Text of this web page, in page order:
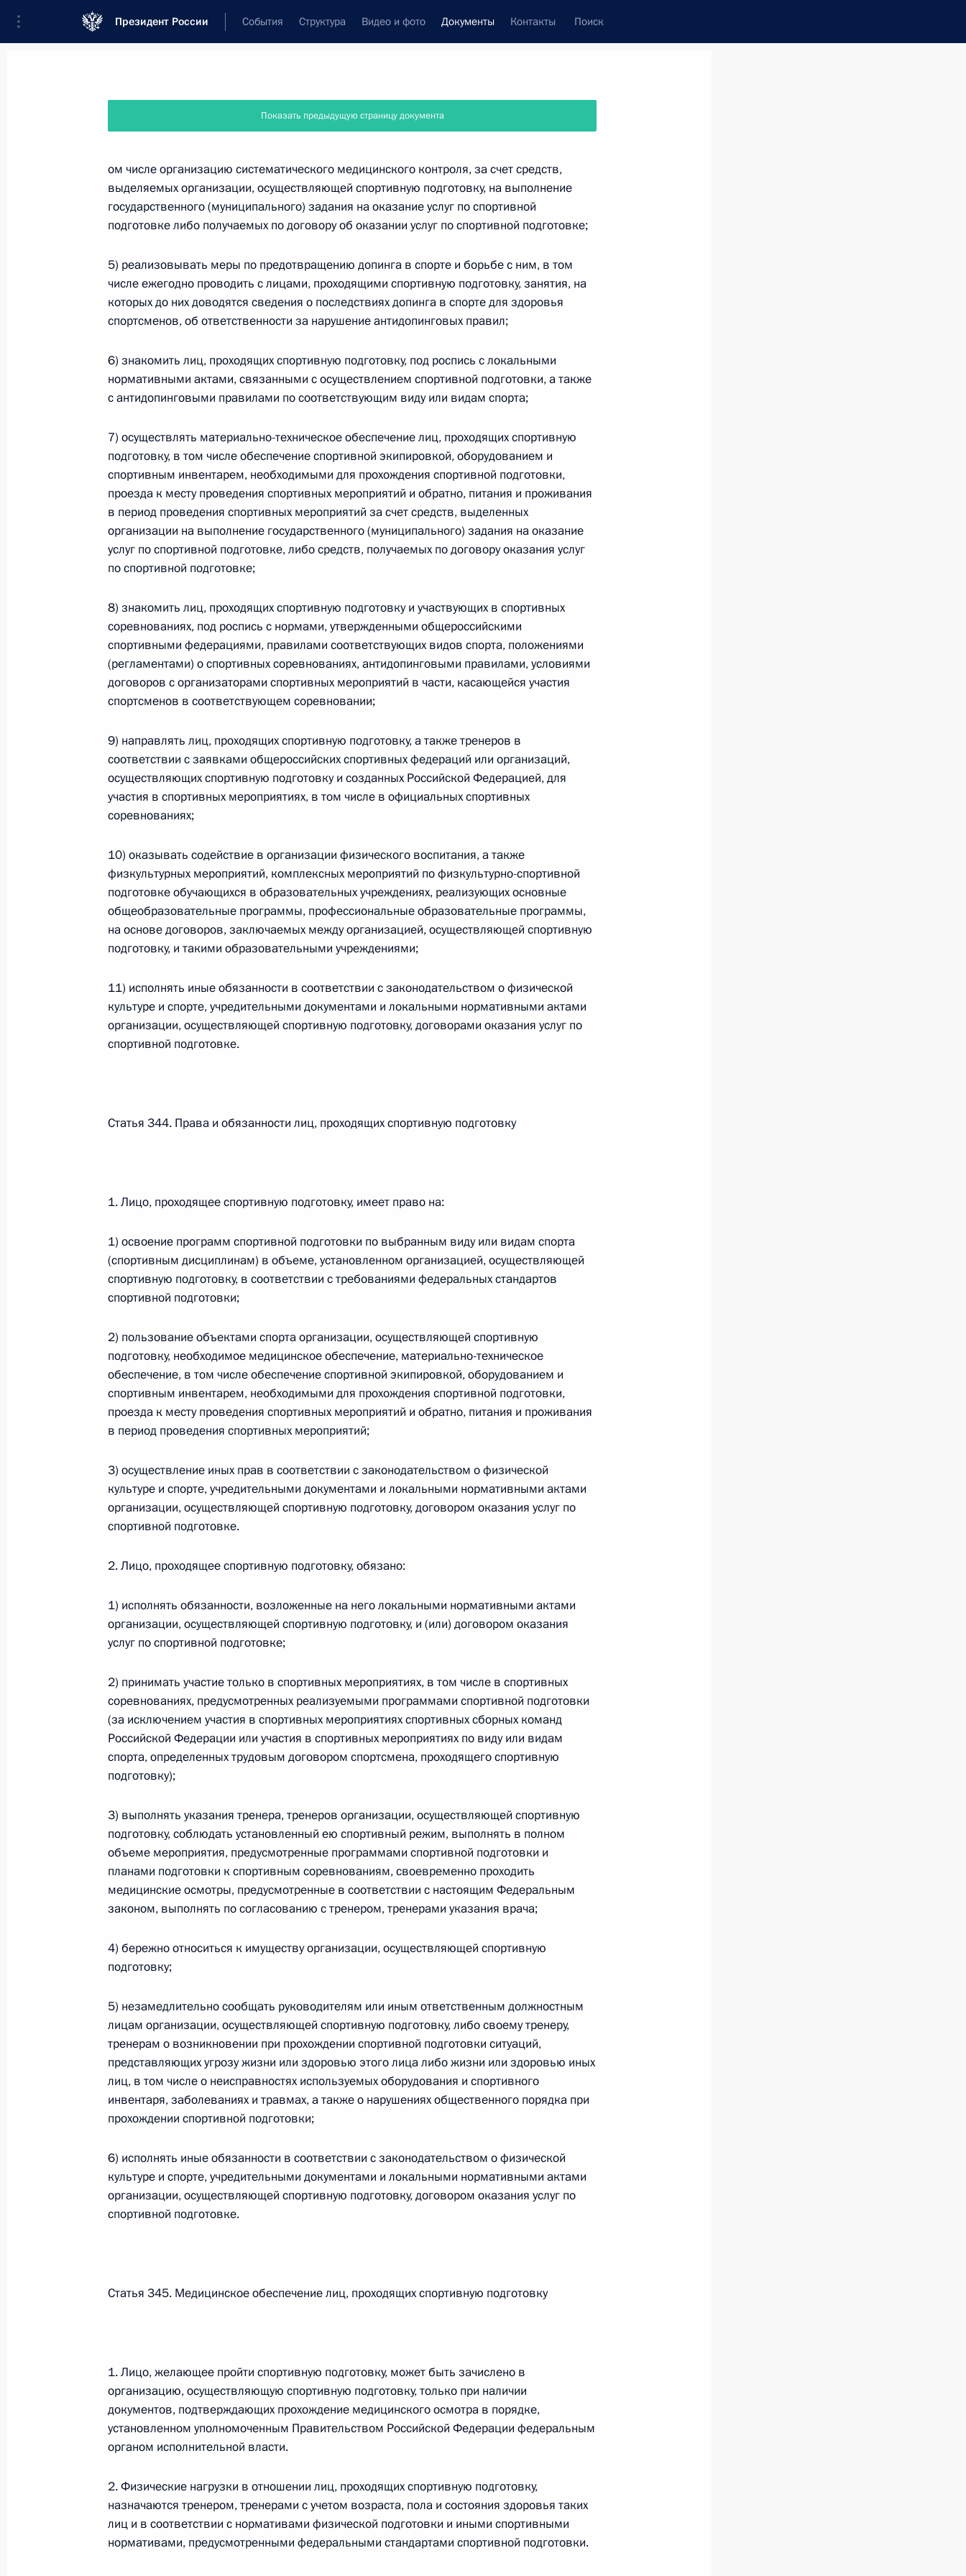
Президент России События Структура Видео и фото Документы Контакты Поиск
Название документа или его номер
Текст в документе
Все
Дата вступления в силу... или дата принятия
Официальный портал правовой информацииpravo.gov.ru
26 июля 2026 года
Федеральный закон от 26.07.2026 г. № 259-ФЗ
О внесении изменений в статью 11 Федерального закона «О статусе военнослужащих» и статью 86
Федерального закона «Об образовании в Российской Федерации»
26 июля 2026 года
Федеральный закон от 26.07.2026 г. № 265-ФЗ
О внесении изменений в статью 12 Федерального закона «О персональных данных» и отдельные
законодательные акты Российской Федерации
26 июля 2026 года
Федеральный закон от 26.07.2026 г. № 256-ФЗ
О внесении изменений в Федеральный закон «О присяжных заседателях федеральных судов общей
юрисдикции в Российской Федерации»
26 июля 2026 года
Федеральный закон от 26.07.2026 г. № 263-ФЗ
О внесении изменений в статью 12 Федерального закона «О государственной регистрации
недвижимости»
26 июля 2026 года
Федеральный закон от 26.07.2026 г. № 242-ФЗ
О внесении изменений в статьи 85 и 102 части первой и статью 227–1 части второй Налогового
кодекса Российской Федерации
Федеральный закон от 26.07.2026 г. № 268-ФЗ
О внесении изменений в Федеральный закон «О пробации в Российской Федерации»
Федеральный закон от 26.07.2026 г. № 267-ФЗ
О внесении изменения в статью 2 Федерального закона «О благотворительной деятельности
и добровольчестве (волонтерстве)»
26 июля 2026 года
Федеральный закон от 26.07.2026 г. № 251-ФЗ
О внесении изменений в Уголовный кодекс Российской Федерации и статьи 31 и 151 Уголовно-
26 июля 2026 года
Федеральный закон от 26.07.2026 г. № 264-ФЗ
и признании утратившим силу пункта 1 части 13 статьи 3 Федерального закона «О внесении
изменений в Федеральный закон „Об актах гражданского состояния“
26 июля 2026 года
Федеральный закон от 26.07.2026 г. № 270-ФЗ
26 июля 2026 года
Федеральный закон от 26.07.2026 г. № 244-ФЗ
по вопросам внутренних дел и миграции в Российской Федерации и Киргизской Республике
26 июля 2026 года
Федеральный закон от 26.07.2026 г. № 252-ФЗ
О внесении изменений в Кодекс внутреннего водного транспорта Российской Федерации и статью 1
Федерального закона «Об обеспечении единства измерений»
26 июля 2026 года
Федеральный закон от 26.07.2026 г. № 250-ФЗ
О внесении изменений в Кодекс Российской Федерации об административных правонарушениях
26 июля 2026 года
Федеральный закон от 26.07.2026 г. № 266-ФЗ
Федеральный закон от 26.07.2026 г. № 247-ФЗ
О внесении изменений в статью 9.21 Кодекса Российской Федерации об административных
правонарушениях
Федеральный закон от 26.07.2026 г. № 245-ФЗ
Показать предыдущую страницу документа
ом числе организацию систематического медицинского контроля, за счет средств,
выделяемых организации, осуществляющей спортивную подготовку, на выполнение
государственного (муниципального) задания на оказание услуг по спортивной
подготовке либо получаемых по договору об оказании услуг по спортивной подготовке;
5) реализовывать меры по предотвращению допинга в спорте и борьбе с ним, в том
числе ежегодно проводить с лицами, проходящими спортивную подготовку, занятия, на
которых до них доводятся сведения о последствиях допинга в спорте для здоровья
спортсменов, об ответственности за нарушение антидопинговых правил;
6) знакомить лиц, проходящих спортивную подготовку, под роспись с локальными
нормативными актами, связанными с осуществлением спортивной подготовки, а также
с антидопинговыми правилами по соответствующим виду или видам спорта;
7) осуществлять материально-техническое обеспечение лиц, проходящих спортивную
подготовку, в том числе обеспечение спортивной экипировкой, оборудованием и
спортивным инвентарем, необходимыми для прохождения спортивной подготовки,
проезда к месту проведения спортивных мероприятий и обратно, питания и проживания
в период проведения спортивных мероприятий за счет средств, выделенных
организации на выполнение государственного (муниципального) задания на оказание
услуг по спортивной подготовке, либо средств, получаемых по договору оказания услуг
по спортивной подготовке;
8) знакомить лиц, проходящих спортивную подготовку и участвующих в спортивных
соревнованиях, под роспись с нормами, утвержденными общероссийскими
спортивными федерациями, правилами соответствующих видов спорта, положениями
(регламентами) о спортивных соревнованиях, антидопинговыми правилами, условиями
договоров с организаторами спортивных мероприятий в части, касающейся участия
спортсменов в соответствующем соревновании;
9) направлять лиц, проходящих спортивную подготовку, а также тренеров в
соответствии с заявками общероссийских спортивных федераций или организаций,
осуществляющих спортивную подготовку и созданных Российской Федерацией, для
участия в спортивных мероприятиях, в том числе в официальных спортивных
соревнованиях;
10) оказывать содействие в организации физического воспитания, а также
физкультурных мероприятий, комплексных мероприятий по физкультурно-спортивной
подготовке обучающихся в образовательных учреждениях, реализующих основные
общеобразовательные программы, профессиональные образовательные программы,
на основе договоров, заключаемых между организацией, осуществляющей спортивную
подготовку, и такими образовательными учреждениями;
11) исполнять иные обязанности в соответствии с законодательством о физической
культуре и спорте, учредительными документами и локальными нормативными актами
организации, осуществляющей спортивную подготовку, договорами оказания услуг по
спортивной подготовке.
Статья 344. Права и обязанности лиц, проходящих спортивную подготовку
1. Лицо, проходящее спортивную подготовку, имеет право на:
1) освоение программ спортивной подготовки по выбранным виду или видам спорта
(спортивным дисциплинам) в объеме, установленном организацией, осуществляющей
спортивную подготовку, в соответствии с требованиями федеральных стандартов
спортивной подготовки;
2) пользование объектами спорта организации, осуществляющей спортивную
подготовку, необходимое медицинское обеспечение, материально-техническое
обеспечение, в том числе обеспечение спортивной экипировкой, оборудованием и
спортивным инвентарем, необходимыми для прохождения спортивной подготовки,
проезда к месту проведения спортивных мероприятий и обратно, питания и проживания
в период проведения спортивных мероприятий;
3) осуществление иных прав в соответствии с законодательством о физической
культуре и спорте, учредительными документами и локальными нормативными актами
организации, осуществляющей спортивную подготовку, договором оказания услуг по
спортивной подготовке.
2. Лицо, проходящее спортивную подготовку, обязано:
1) исполнять обязанности, возложенные на него локальными нормативными актами
организации, осуществляющей спортивную подготовку, и (или) договором оказания
услуг по спортивной подготовке;
2) принимать участие только в спортивных мероприятиях, в том числе в спортивных
соревнованиях, предусмотренных реализуемыми программами спортивной подготовки
(за исключением участия в спортивных мероприятиях спортивных сборных команд
Российской Федерации или участия в спортивных мероприятиях по виду или видам
спорта, определенных трудовым договором спортсмена, проходящего спортивную
подготовку);
3) выполнять указания тренера, тренеров организации, осуществляющей спортивную
подготовку, соблюдать установленный ею спортивный режим, выполнять в полном
объеме мероприятия, предусмотренные программами спортивной подготовки и
планами подготовки к спортивным соревнованиям, своевременно проходить
медицинские осмотры, предусмотренные в соответствии с настоящим Федеральным
законом, выполнять по согласованию с тренером, тренерами указания врача;
4) бережно относиться к имуществу организации, осуществляющей спортивную
подготовку;
5) незамедлительно сообщать руководителям или иным ответственным должностным
лицам организации, осуществляющей спортивную подготовку, либо своему тренеру,
тренерам о возникновении при прохождении спортивной подготовки ситуаций,
представляющих угрозу жизни или здоровью этого лица либо жизни или здоровью иных
лиц, в том числе о неисправностях используемых оборудования и спортивного
инвентаря, заболеваниях и травмах, а также о нарушениях общественного порядка при
прохождении спортивной подготовки;
6) исполнять иные обязанности в соответствии с законодательством о физической
культуре и спорте, учредительными документами и локальными нормативными актами
организации, осуществляющей спортивную подготовку, договором оказания услуг по
спортивной подготовке.
Статья 345. Медицинское обеспечение лиц, проходящих спортивную подготовку
1. Лицо, желающее пройти спортивную подготовку, может быть зачислено в
организацию, осуществляющую спортивную подготовку, только при наличии
документов, подтверждающих прохождение медицинского осмотра в порядке,
установленном уполномоченным Правительством Российской Федерации федеральным
органом исполнительной власти.
2. Физические нагрузки в отношении лиц, проходящих спортивную подготовку,
назначаются тренером, тренерами с учетом возраста, пола и состояния здоровья таких
лиц и в соответствии с нормативами физической подготовки и иными спортивными
нормативами, предусмотренными федеральными стандартами спортивной подготовки.